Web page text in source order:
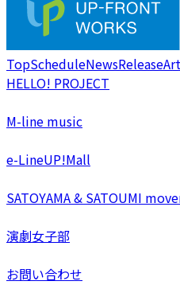
TopScheduleNewsRelease
HELLO! PROJECT
M-line music
e-LineUP!Mall
SATOYAMA & SATOUMI
演劇女子部
お問い合わせ